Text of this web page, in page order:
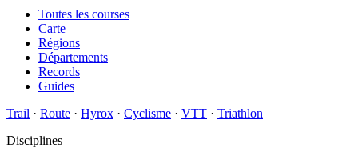
Toutes les courses
Carte
Régions
Départements
Records
Guides
Trail · Route · Hyrox · Cyclisme · VTT · Triathlon
Disciplines